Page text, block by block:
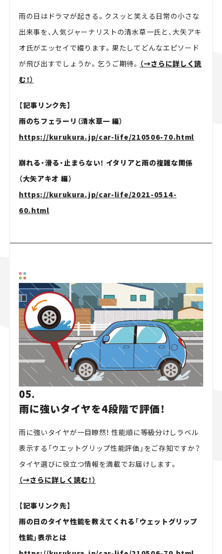
雨の日はドラマが起きる。クスッと笑える日常の小さな
出来事を、人気ジャーナリストの清水草一氏と、大矢アキ
オ氏がエッセイで綴ります。果たしてどんなエピソード
が飛び出すでしょうか。乞うご期待。 （→さらに詳しく読
む！）
【記事リンク先】
雨のちフェラーリ （清水草一 編）
https://kurukura.jp/car-life/210506-70.html
崩れる・滑る・止まらない！ イタリアと雨の複雑な関係
（大矢アキオ 編）
https://kurukura.jp/car-life/2021-0514-
60.html
05.
雨に強いタイヤを4段階で評価！
雨に強いタイヤが一目瞭然！ 性能順に等級分けしラベル
表示する「ウエットグリップ性能評価」をご存知ですか？
タイヤ選びに役立つ情報を満載でお届けします。
（→さらに詳しく読む！）
【記事リンク先】
雨の日のタイヤ性能を教えてくれる「ウェットグリップ
性能」表示とは